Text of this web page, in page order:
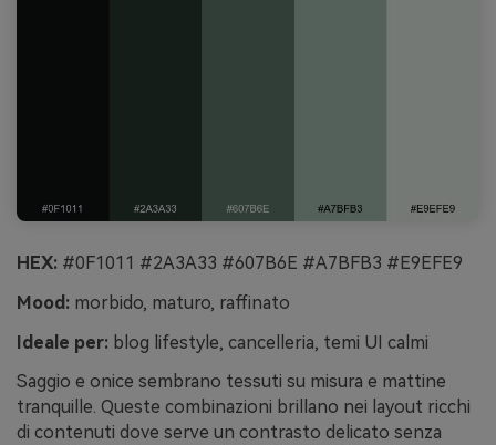
HEX: #0F1011 #2A3A33 #607B6E #A7BFB3 #E9EFE9
Mood: morbido, maturo, raffinato
Ideale per: blog lifestyle, cancelleria, temi UI calmi
Saggio e onice sembrano tessuti su misura e mattine
tranquille. Queste combinazioni brillano nei layout ricchi
di contenuti dove serve un contrasto delicato senza